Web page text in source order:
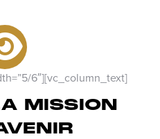
6″][vc_column_text]
MISSION